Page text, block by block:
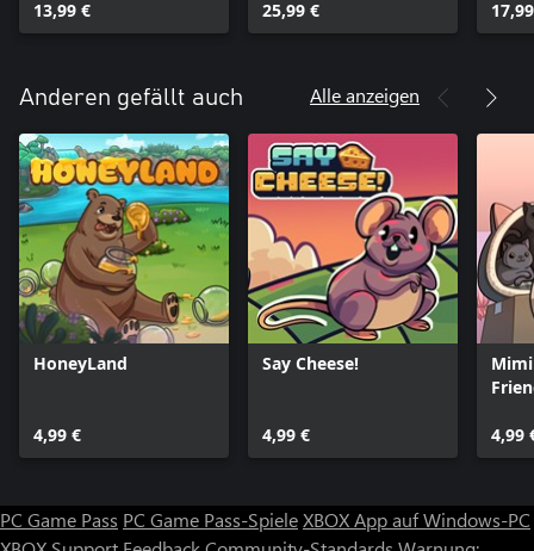
13,99 € 25,99 €
Anderen gefällt auch Alle anzeigen
HoneyLand
4,99 €
Say Cheese!
4,99 € 4,99
PC Game Pass PC Game Pass-SpieleXBOX App auf Windows-PC